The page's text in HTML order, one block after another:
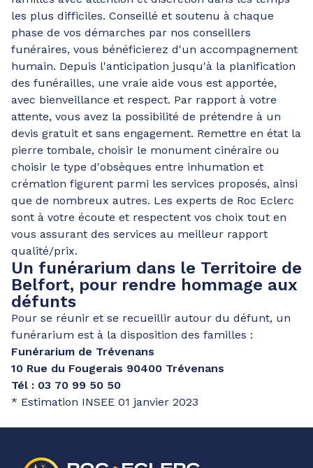
les plus difficiles. Conseillé et soutenu à chaque
phase de vos démarches par nos conseillers
funéraires, vous bénéficierez d'un accompagnement
humain. Depuis l'anticipation jusqu'à la planification
des funérailles, une vraie aide vous est apportée,
avec bienveillance et respect. Par rapport à votre
attente, vous avez la possibilité de prétendre à un
devis gratuit et sans engagement. Remettre en état la
pierre tombale, choisir le monument cinéraire ou
choisir le type d'obsèques entre inhumation et
crémation figurent parmi les services proposés, ainsi
que de nombreux autres. Les experts de Roc Eclerc
sont à votre écoute et respectent vos choix tout en
vous assurant des services au meilleur rapport
qualité/prix.
Un funérarium dans le Territoire de
Belfort, pour rendre hommage aux
défunts
Pour se réunir et se recueillir autour du défunt, un
funérarium est à la disposition des familles :
Funérarium de Trévenans
10 Rue du Fougerais 90400 Trévenans
Tél : 03 70 99 50 50
* Estimation INSEE 01 janvier 2023